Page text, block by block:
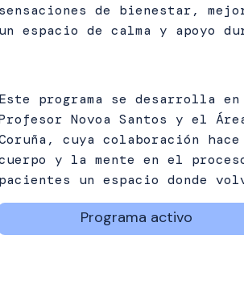
de bienestar,
espacio de calma y apoyo
programa se desarrolla
Novoa Santos y el
cuya colaboración
y la mente en el
un espacio donde
Programa activo